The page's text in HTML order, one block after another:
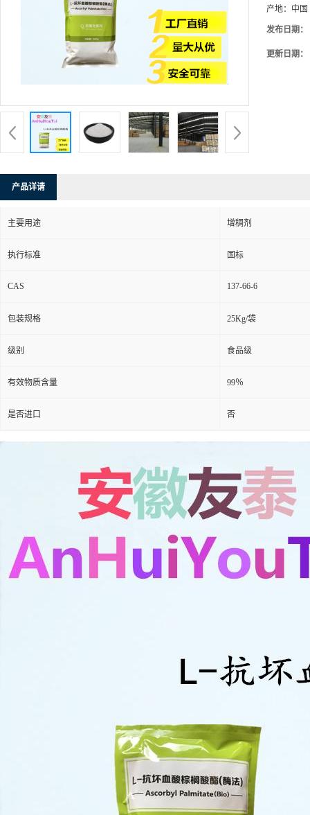
产地： 中国
发布日期：
更新日期：
产品详请
主要用途 增稠剂
执行标准 国标
CAS 137-66-6
包装规格 25Kg/袋
级别 食品级
有效物质含量 99％
是否进口 否